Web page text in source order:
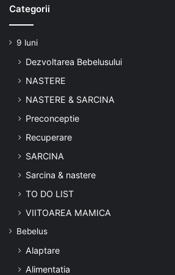
Categorii
9 luni
Dezvoltarea Bebelusului
NASTERE
NASTERE & SARCINA
Preconceptie
Recuperare
SARCINA
Sarcina & nastere
TO DO LIST
VIITOAREA MAMICA
Bebelus
Alaptare
Alimentatia